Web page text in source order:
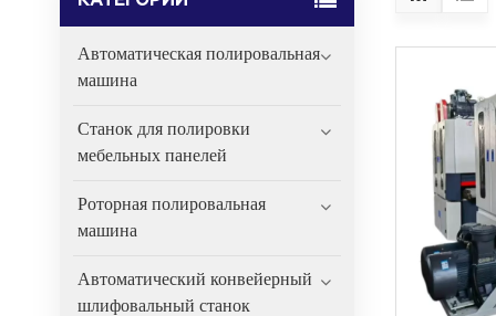
Автоматическая полировальная
машина
Станок для полировки
мебельных панелей
Роторная полировальная
машина
Автоматический конвейерный
шлифовальный станок